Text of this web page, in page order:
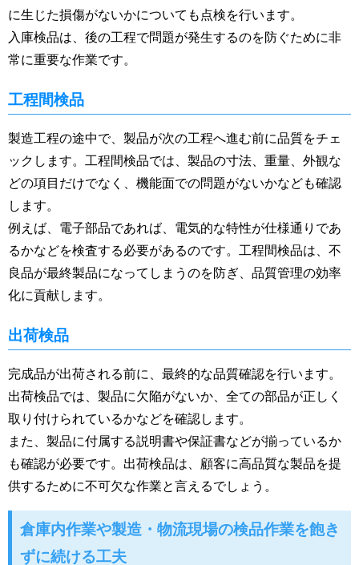
に生じた損傷がないかについても点検を行います。
入庫検品は、後の工程で問題が発生するのを防ぐために非
常に重要な作業です。
工程間検品
製造工程の途中で、製品が次の工程へ進む前に品質をチェ
ックします。工程間検品では、製品の寸法、重量、外観な
どの項目だけでなく、機能面での問題がないかなども確認
します。
例えば、電子部品であれば、電気的な特性が仕様通りであ
るかなどを検査する必要があるのです。工程間検品は、不
良品が最終製品になってしまうのを防ぎ、品質管理の効率
化に貢献します。
出荷検品
完成品が出荷される前に、最終的な品質確認を行います。
出荷検品では、製品に欠陥がないか、全ての部品が正しく
取り付けられているかなどを確認します。
また、製品に付属する説明書や保証書などが揃っているか
も確認が必要です。出荷検品は、顧客に高品質な製品を提
供するために不可欠な作業と言えるでしょう。
倉庫内作業や製造・物流現場の検品作業を飽き
ずに続ける工夫